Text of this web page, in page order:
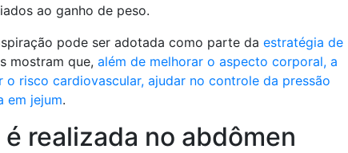
ao ganho de peso.
pode ser adotada como parte da estratégia de
mostram que, além de melhorar o aspecto corporal, a
risco cardiovascular, ajudar no controle da pressão
em jejum.
realizada no abdômen